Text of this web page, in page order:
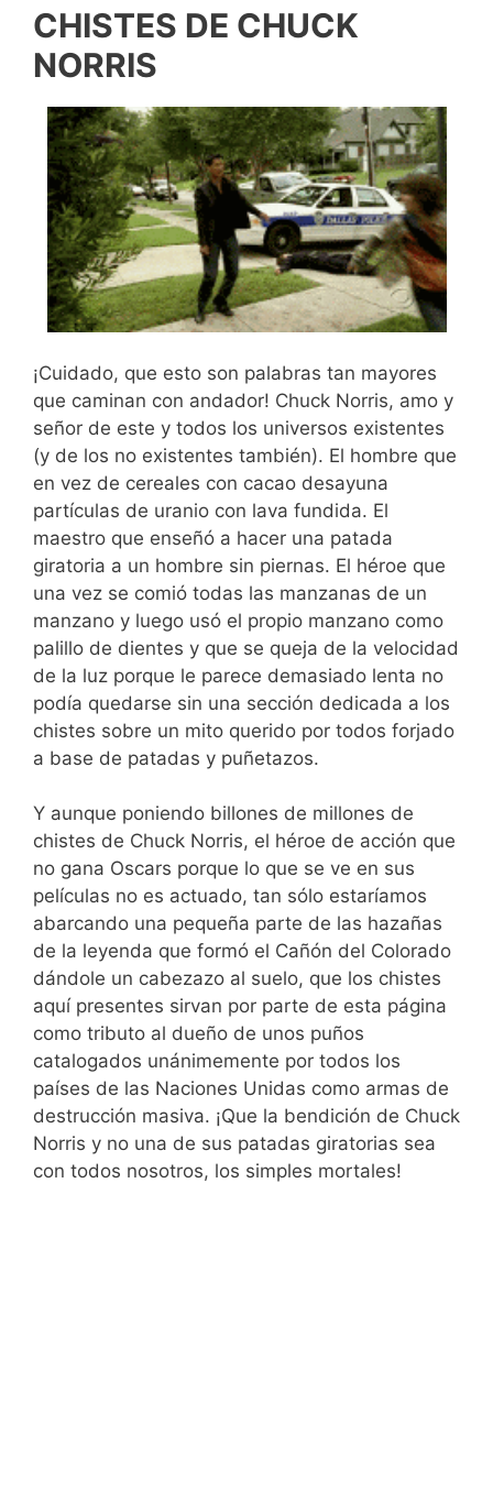
CHISTES DE CHUCK
NORRIS
¡Cuidado, que esto son palabras tan mayores
que caminan con andador! Chuck Norris, amo y
señor de este y todos los universos existentes
(y de los no existentes también). El hombre que
en vez de cereales con cacao desayuna
partículas de uranio con lava fundida. El
maestro que enseñó a hacer una patada
giratoria a un hombre sin piernas. El héroe que
una vez se comió todas las manzanas de un
manzano y luego usó el propio manzano como
palillo de dientes y que se queja de la velocidad
de la luz porque le parece demasiado lenta no
podía quedarse sin una sección dedicada a los
chistes sobre un mito querido por todos forjado
a base de patadas y puñetazos.
Y aunque poniendo billones de millones de
chistes de Chuck Norris, el héroe de acción que
no gana Oscars porque lo que se ve en sus
películas no es actuado, tan sólo estaríamos
abarcando una pequeña parte de las hazañas
de la leyenda que formó el Cañón del Colorado
dándole un cabezazo al suelo, que los chistes
aquí presentes sirvan por parte de esta página
como tributo al dueño de unos puños
catalogados unánimemente por todos los
países de las Naciones Unidas como armas de
destrucción masiva. ¡Que la bendición de Chuck
Norris y no una de sus patadas giratorias sea
con todos nosotros, los simples mortales!